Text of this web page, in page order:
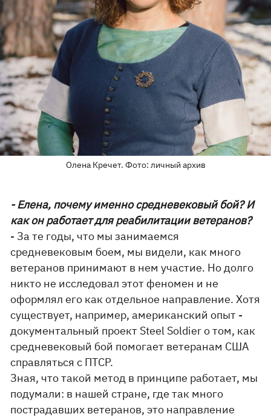
Олена Кречет. Фото: личный архив
- Елена, почему именно средневековый бой? И
как он работает для реабилитации ветеранов?
- За те годы, что мы занимаемся
средневековым боем, мы видели, как много
ветеранов принимают в нем участие. Но долго
никто не исследовал этот феномен и не
оформлял его как отдельное направление. Хотя
существует, например, американский опыт -
документальный проект Steel Soldier о том, как
средневековый бой помогает ветеранам США
справляться с ПТСР.
Зная, что такой метод в принципе работает, мы
подумали: в нашей стране, где так много
пострадавших ветеранов, это направление